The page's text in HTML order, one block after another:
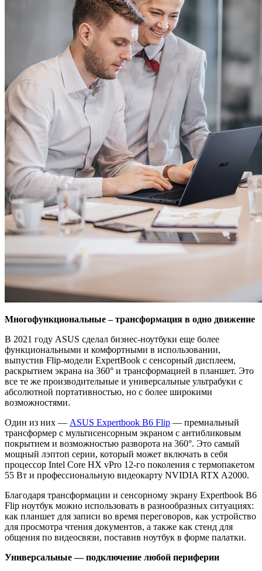
Многофункциональные – трансформация в одно движение
В 2021 году ASUS сделал бизнес-ноутбуки еще более
функциональными и комфортными в использовании,
выпустив Flip-модели ExpertBook с сенсорный дисплеем,
раскрытием экрана на 360° и трансформацией в планшет. Это
все те же производительные и универсальные ультрабуки с
абсолютной портативностью, но с более широкими
возможностями.
Один из них — ASUS Expertbook B6 Flip — премиальный
трансформер с мультисенсорным экраном с антибликовым
покрытием и возможностью разворота на 360°. Это самый
мощный лэптоп серии, который может включать в себя
процессор Intel Core HX vPro 12-го поколения с термопакетом
55 Вт и профессиональную видеокарту NVIDIA RTX A2000.
Благодаря трансформации и сенсорному экрану Expertbook B6
Flip ноутбук можно использовать в разнообразных ситуациях:
как планшет для записи во время переговоров, как устройство
для просмотра чтения документов, а также как стенд для
общения по видеосвязи, поставив ноутбук в форме палатки.
Универсальные — подключение любой периферии